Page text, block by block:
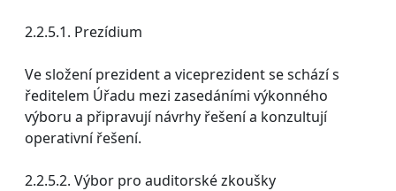
2.2.5.1. Prezídium
Ve složení prezident a viceprezident se schází s
ředitelem Úřadu mezi zasedáními výkonného
výboru a připravují návrhy řešení a konzultují
operativní řešení.
2.2.5.2. Výbor pro auditorské zkoušky